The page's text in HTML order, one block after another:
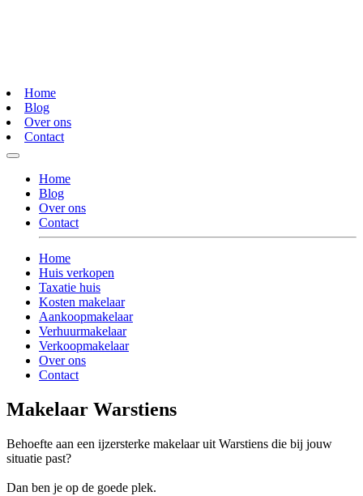
Home
Blog
Over ons
Contact
Home
Blog
Over ons
Contact
Home
Huis verkopen
Taxatie huis
Kosten makelaar
Aankoopmakelaar
Verhuurmakelaar
Verkoopmakelaar
Over ons
Contact
Makelaar Warstiens
Behoefte aan een ijzersterke makelaar uit Warstiens die bij jouw
situatie past?
Dan ben je op de goede plek.